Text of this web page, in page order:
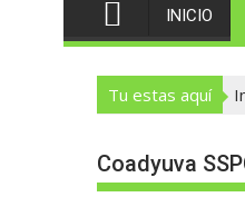
INICIO
Tu estas aquí
Coadyuva